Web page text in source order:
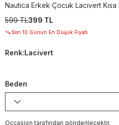
Nautica Erkek Çocuk Lacivert
599 TL399 TL
Son 10 Günün En Düşük Fiyatı
Renk:Lacivert
Beden
Occasion tarafından gönderilecektir.